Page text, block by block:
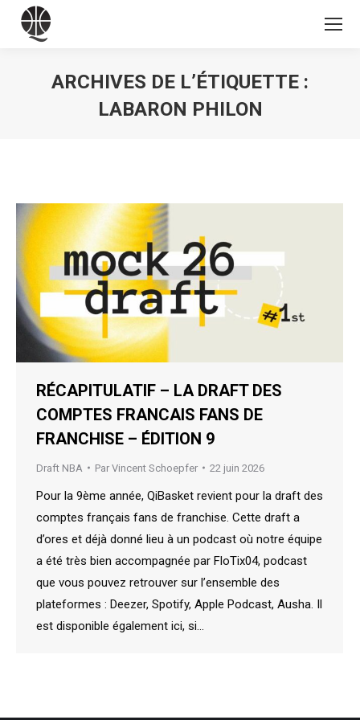
ARCHIVES DE L’ÉTIQUETTE :
LABARON PHILON
RÉCAPITULATIF – LA DRAFT DES
COMPTES FRANCAIS FANS DE
FRANCHISE – ÉDITION 9
Draft NBA Par Vincent Schoepfer 22 juin 2026
Pour la 9ème année, QiBasket revient pour la draft des
comptes français fans de franchise. Cette draft a
d’ores et déjà donné lieu à un podcast où notre équipe
a été très bien accompagnée par FloTix04, podcast
que vous pouvez retrouver sur l’ensemble des
plateformes : Deezer, Spotify, Apple Podcast, Ausha. Il
est disponible également ici, si…